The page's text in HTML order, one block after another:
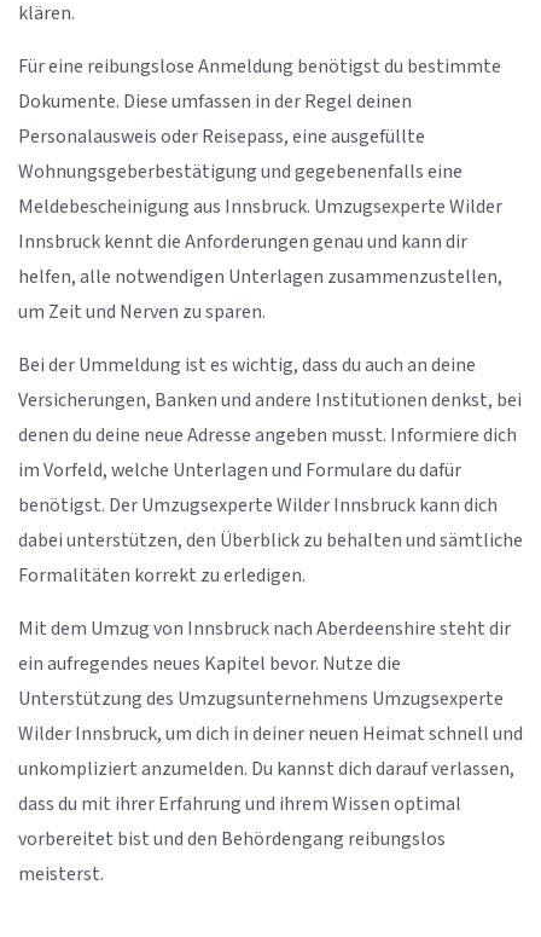
klären.
Für eine reibungslose Anmeldung benötigst du bestimmte
Dokumente. Diese umfassen in der Regel deinen
Personalausweis oder Reisepass, eine ausgefüllte
Wohnungsgeberbestätigung und gegebenenfalls eine
Meldebescheinigung aus Innsbruck. Umzugsexperte Wilder
Innsbruck kennt die Anforderungen genau und kann dir
helfen, alle notwendigen Unterlagen zusammenzustellen,
um Zeit und Nerven zu sparen.
Bei der Ummeldung ist es wichtig, dass du auch an deine
Versicherungen, Banken und andere Institutionen denkst, bei
denen du deine neue Adresse angeben musst. Informiere dich
im Vorfeld, welche Unterlagen und Formulare du dafür
benötigst. Der Umzugsexperte Wilder Innsbruck kann dich
dabei unterstützen, den Überblick zu behalten und sämtliche
Formalitäten korrekt zu erledigen.
Mit dem Umzug von Innsbruck nach Aberdeenshire steht dir
ein aufregendes neues Kapitel bevor. Nutze die
Unterstützung des Umzugsunternehmens Umzugsexperte
Wilder Innsbruck, um dich in deiner neuen Heimat schnell und
unkompliziert anzumelden. Du kannst dich darauf verlassen,
dass du mit ihrer Erfahrung und ihrem Wissen optimal
vorbereitet bist und den Behördengang reibungslos
meisterst.